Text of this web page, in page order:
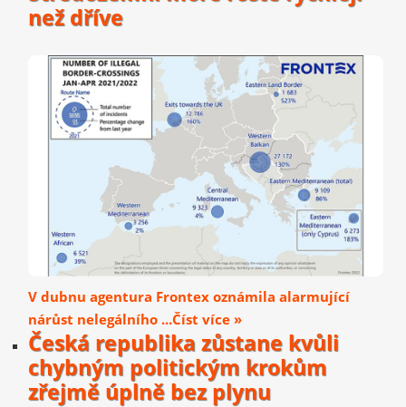
než dříve
V dubnu agentura Frontex oznámila alarmující
nárůst nelegálního ...Číst více »
Česká republika zůstane kvůli
chybným politickým krokům
zřejmě úplně bez plynu